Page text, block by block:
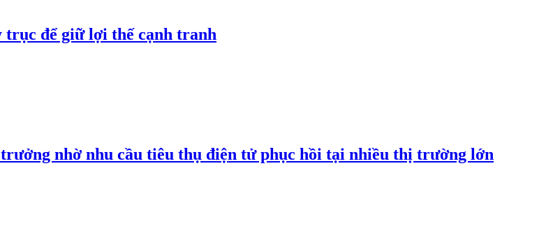
trục để giữ lợi thế cạnh tranh
nhờ nhu cầu tiêu thụ điện tử phục hồi tại nhiều thị trường lớn